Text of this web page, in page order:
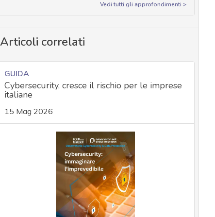
Vedi tutti gli approfondimenti >
Articoli correlati
GUIDA
Cybersecurity, cresce il rischio per le imprese
italiane
15 Mag 2026